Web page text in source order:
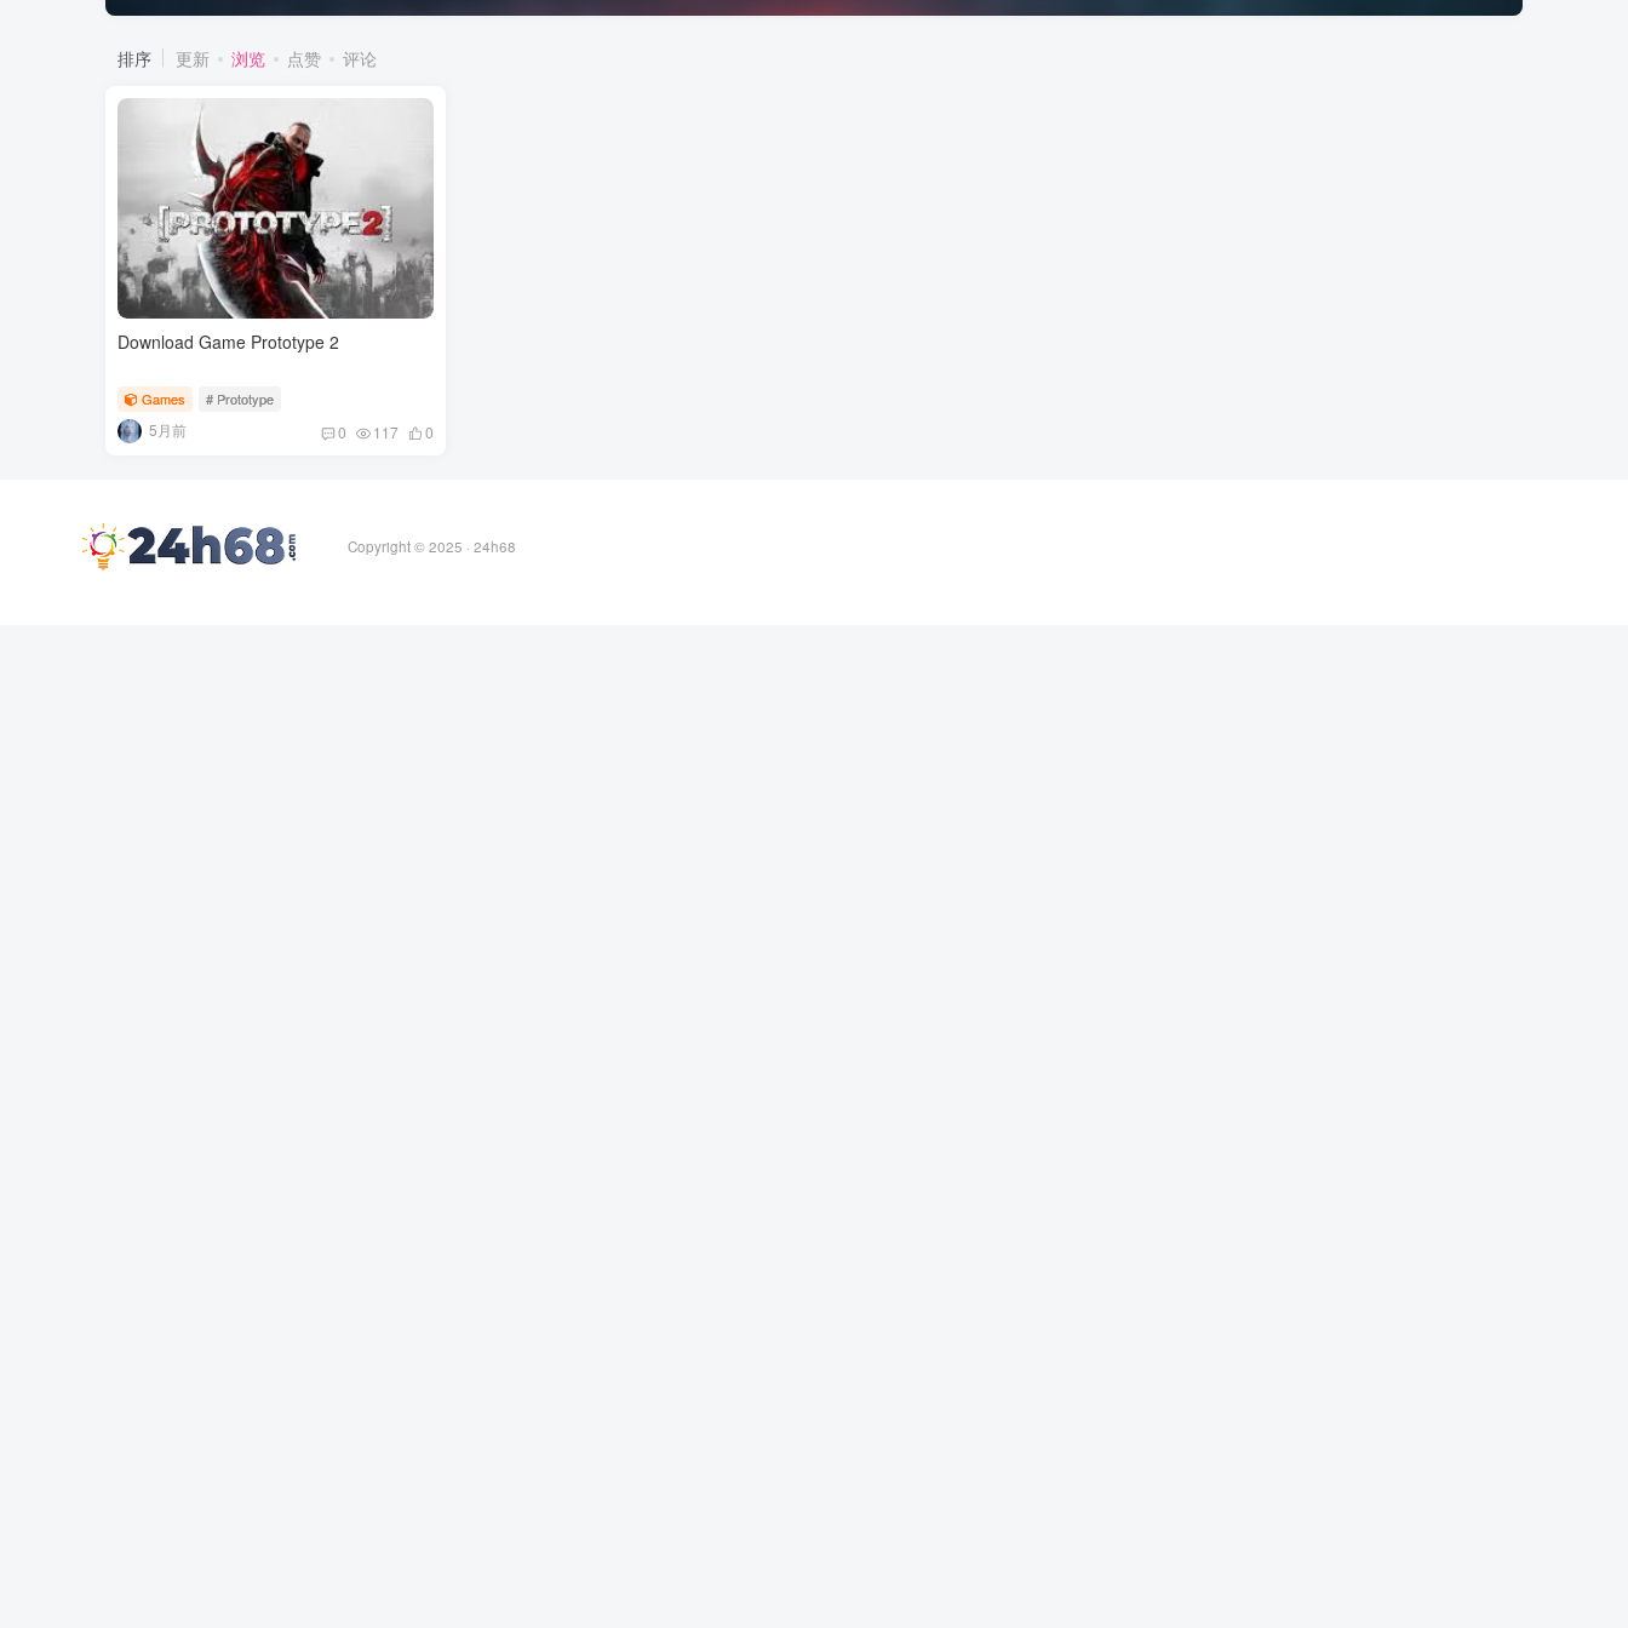
排序 更新 浏览 点赞 评论
Download Game Prototype 2
Games # Prototype
5月前 0 117 0
Copyright © 2025 · 24h68